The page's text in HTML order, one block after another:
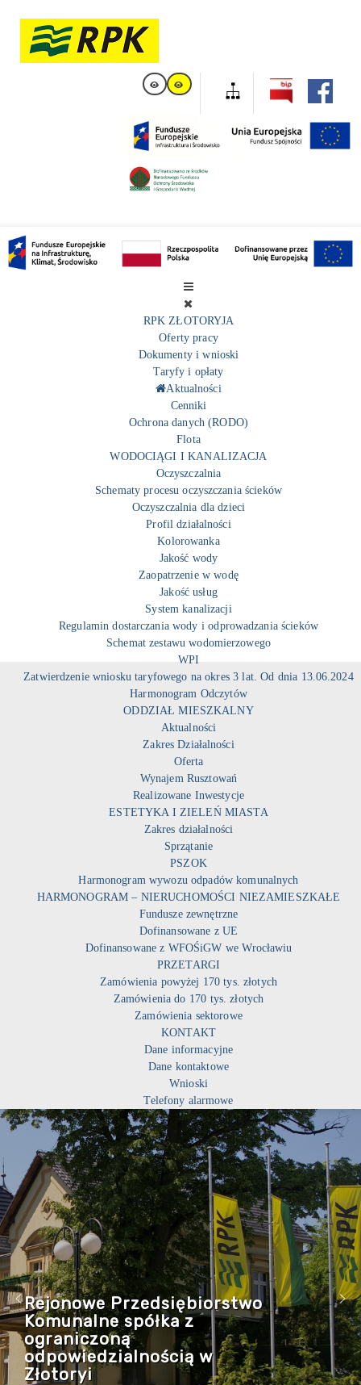
RPK ZŁOTORYJA
Oferty pracy
Dokumenty i wnioski
Taryfy i opłaty
Aktualności
Cenniki
Ochrona danych (RODO)
Flota
WODOCIĄGI I KANALIZACJA
Oczyszczalnia
Schematy procesu oczyszczania ścieków
Oczyszczalnia dla dzieci
Profil działalności
Kolorowanka
Jakość wody
Zaopatrzenie w wodę
Jakość usług
System kanalizacji
Regulamin dostarczania wody i odprowadzania ścieków
Schemat zestawu wodomierzowego
WPI
Zatwierdzenie wniosku taryfowego na okres 3 lat. Od dnia 13.06.2024
Harmonogram Odczytów
ODDZIAŁ MIESZKALNY
Aktualności
Zakres Działalności
Oferta
Wynajem Rusztowań
Realizowane Inwestycje
ESTETYKA I ZIELEŃ MIASTA
Zakres działalności
Sprzątanie
PSZOK
Harmonogram wywozu odpadów komunalnych
HARMONOGRAM – NIERUCHOMOŚCI NIEZAMIESZKAŁE
Fundusze zewnętrzne
Dofinansowane z UE
Dofinansowane z WFOŚiGW we Wrocławiu
PRZETARGI
Zamówienia powyżej 170 tys. złotych
Zamówienia do 170 tys. złotych
Zamówienia sektorowe
KONTAKT
Dane informacyjne
Dane kontaktowe
Wnioski
Telefony alarmowe
Rejonowe Przedsiębiorstwo
Komunalne spółka z
ograniczoną
odpowiedzialnością w
Złotoryi